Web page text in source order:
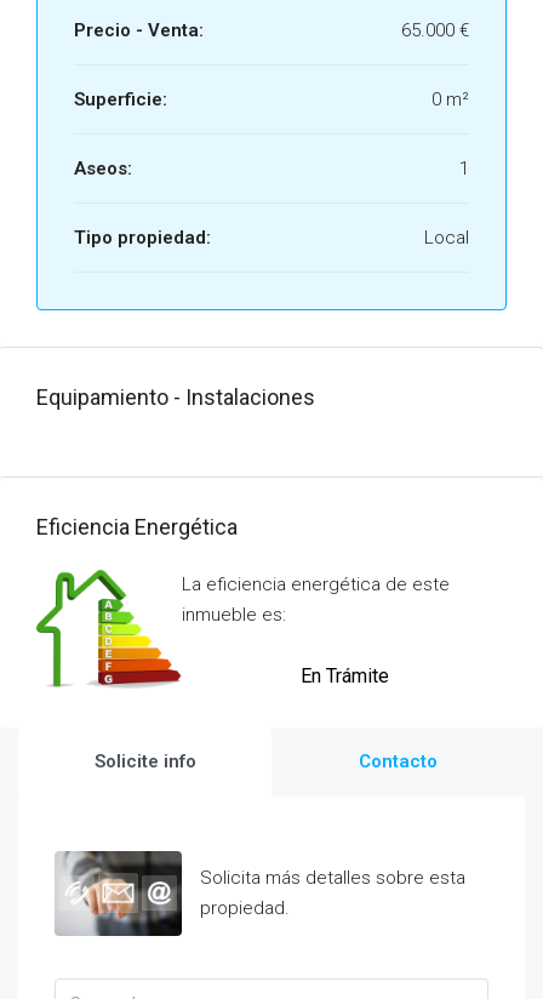
Precio - Venta: 65.000 €
Superficie: 0 m²
Aseos: 1
Tipo propiedad: Local
Equipamiento - Instalaciones
Eficiencia Energética
La eficiencia energética de este
inmueble es:
En Trámite
Solicite info Contacto
Solicita más detalles sobre esta
propiedad.